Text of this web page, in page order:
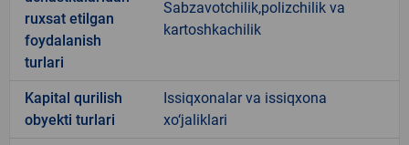
ruxsat etilgan
foydalanish
turlari
Sabzavotchilik,polizchilik va
kartoshkachilik
Kapital qurilish
obyekti turlari
Issiqxonalar va issiqxona
xo‘jaliklari